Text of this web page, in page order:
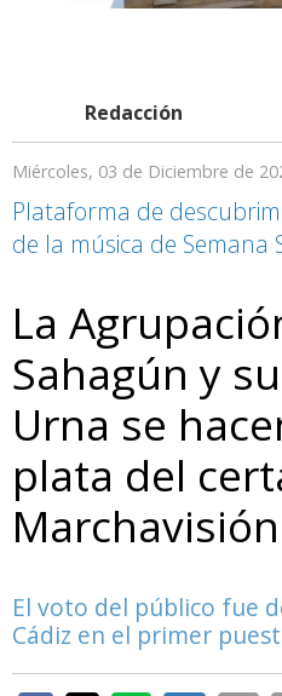
Redacción
Miércoles, 03 de Diciembre de
Plataforma de
de la música de Semana
La
Sahagún y
Urna se
plata del
Marchavisión
El voto del público fue
Cádiz en el primer